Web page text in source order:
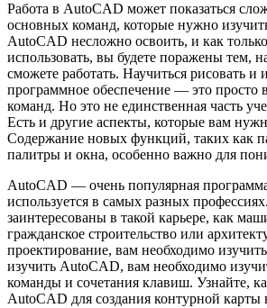
Работа в AutoCAD может показаться
основных команд, которые нужно
AutoCAD несложно освоить, и как
использовать, вы будете поражены тем,
сможете работать. Научиться рисовать и
программное обеспечение — это просто
команд. Но это не единственная часть
Есть и другие аспекты, которые вам
Содержание новых функций, таких как
палитры и окна, особенно важно для
AutoCAD — очень популярная
используется в самых разных
заинтересованы в такой карьере, как
гражданское строительство или
проектирование, вам необходимо
изучить AutoCAD, вам необходимо
команды и сочетания клавиш. Узнайте,
AutoCAD для создания контурной карты